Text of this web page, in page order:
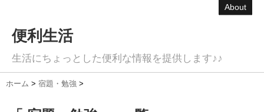
About
便利生活
生活にちょっとした便利な情報を提供します♪♪
ホーム > 宿題・勉強 >